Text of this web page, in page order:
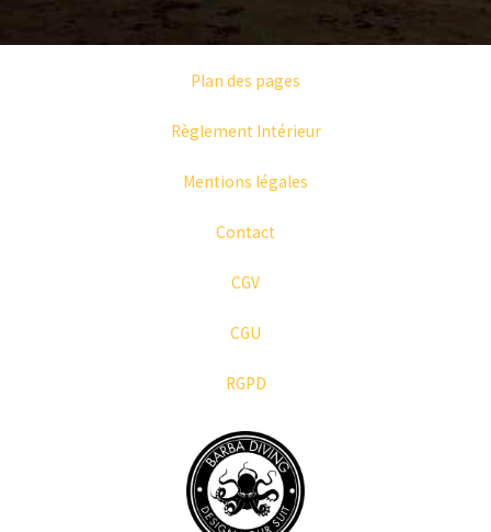
Plan des pages
Règlement Intérieur
Mentions légales
Contact
CGV
CGU
RGPD